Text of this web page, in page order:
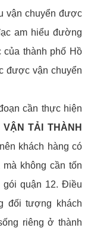
vận chuyển được
am hiểu đường
của thành phố Hồ
được vận chuyển
cần thực hiện
VẬN TẢI THÀNH
khách hàng có
không cần tốn
gói quận 12. Điều
đối tượng khách
riêng ở thành